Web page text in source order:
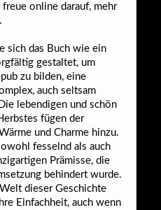
online darauf, mehr
sich das Buch wie ein
gestaltet, um
zu bilden, eine
auch seltsam
lebendigen und schön
fügen der
und Charme hinzu.
fesselnd als auch
Prämisse, die
behindert wurde.
dieser Geschichte
Einfachheit, auch wenn